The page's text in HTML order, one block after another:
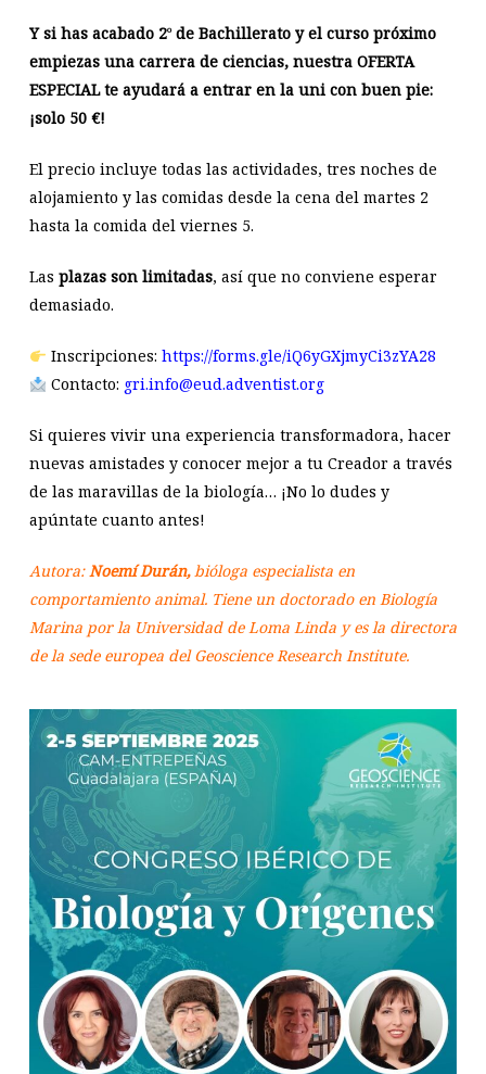
Y si has acabado 2ode Bachillerato y el curso próximo
empiezas una carrera de ciencias, nuestra OFERTA
ESPECIAL te ayudará a entrar en la uni con buen pie:
¡solo 50 €!
El precio incluye todas las actividades, tres noches de
alojamiento y las comidas desde la cena del martes 2
hasta la comida del viernes 5.
Las plazas son limitadas, así que no conviene esperar
demasiado.
Inscripciones: https://forms.gle/iQ6yGXjmyCi3zYA28
Contacto: gri.info@eud.adventist.org
Si quieres vivir una experiencia transformadora, hacer
nuevas amistades y conocer mejor a tu Creador a través
de las maravillas de la biología… ¡No lo dudes y
apúntate cuanto antes!
Autora:Noemí Durán,bióloga especialista en
comportamiento animal. Tiene un doctorado en Biología
Marina por la Universidad de Loma Linda y es la directora
de la sede europea del Geoscience Research Institute.